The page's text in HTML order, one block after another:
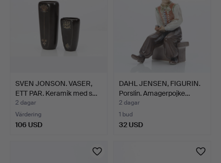
SVEN JONSON. VASER,
ETT PAR. Keramik med s…
2 dagar
Värdering
106 USD
DAHL JENSEN, FIGURIN.
Porslin. Amagerpojke…
2 dagar
1 bud
32 USD